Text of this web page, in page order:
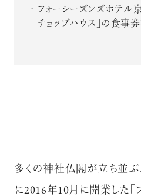
フォーシーズンズホテル京
チョップハウス」の食事券
多くの神社仏閣が立ち並ぶ
に2016年10月に開業した「